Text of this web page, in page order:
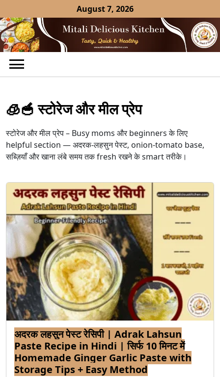
to
content
August 7, 2026
🧊🥣 स्टोरेज और मील प्रेप
स्टोरेज और मील प्रेप – Busy moms और beginners के लिए
helpful section — अदरक-लहसुन पेस्ट, onion-tomato base,
सब्ज़ियाँ और खाना लंबे समय तक fresh रखने के smart तरीके।
अदरक लहसुन पेस्ट रेसिपी | Adrak Lahsun
Paste Recipe in Hindi | सिर्फ 10 मिनट में
Homemade Ginger Garlic Paste with
Storage Tips + Easy Method